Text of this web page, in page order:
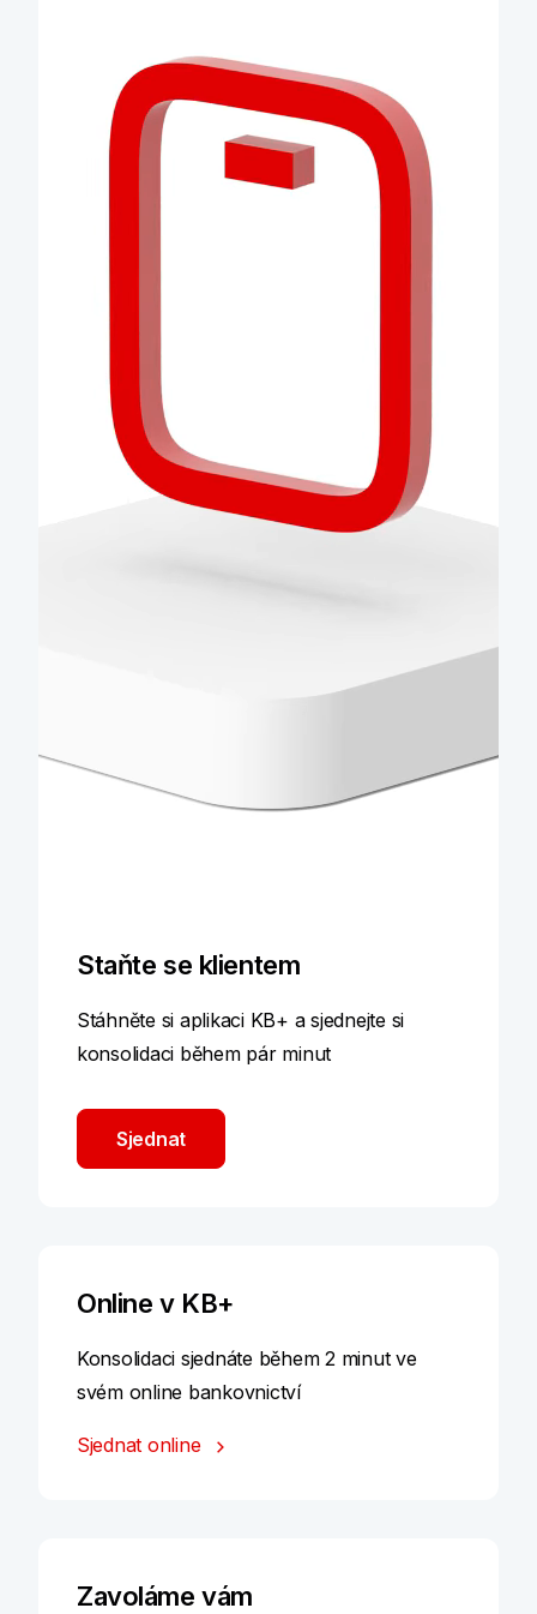
Staňte se klientem
Stáhněte si aplikaci KB+ a sjednejte si
konsolidaci během pár minut
Sjednat
Online v KB+
Konsolidaci sjednáte během 2 minut ve
svém online bankovnictví
Sjednat online
Zavoláme vám